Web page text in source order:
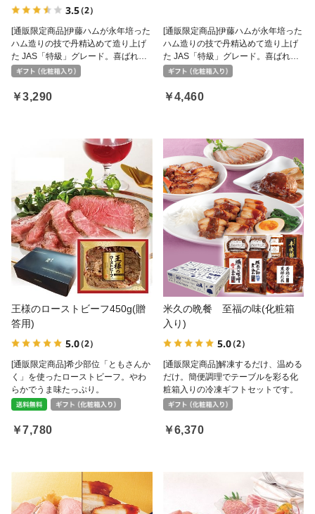
3.5（2）
[通販限定商品]伊藤ハムが永年培った
ハム造りの技で丹精込めて造り上げ
た JAS「特級」グレード。喜ばれる
５種セットです。
￥3,290
[通販限定商品]伊藤ハムが永年培った
ハム造りの技で丹精込めて造り上げ
た JAS「特級」グレード。喜ばれる
６種セットです。
￥4,460
王様のローストビーフ450g(贈
答用)
5.0（2）
[通販限定商品]希少部位「ともさんか
く」を使ったローストビーフ。やわ
らかでうま味たっぷり。
￥7,780
米久の晩餐 至福の味(化粧箱
入り)
5.0（2）
[通販限定商品]解凍するだけ、温める
だけ。簡便調理でテーブルを彩る化
粧箱入りの冷凍ギフトセットです。
￥6,370